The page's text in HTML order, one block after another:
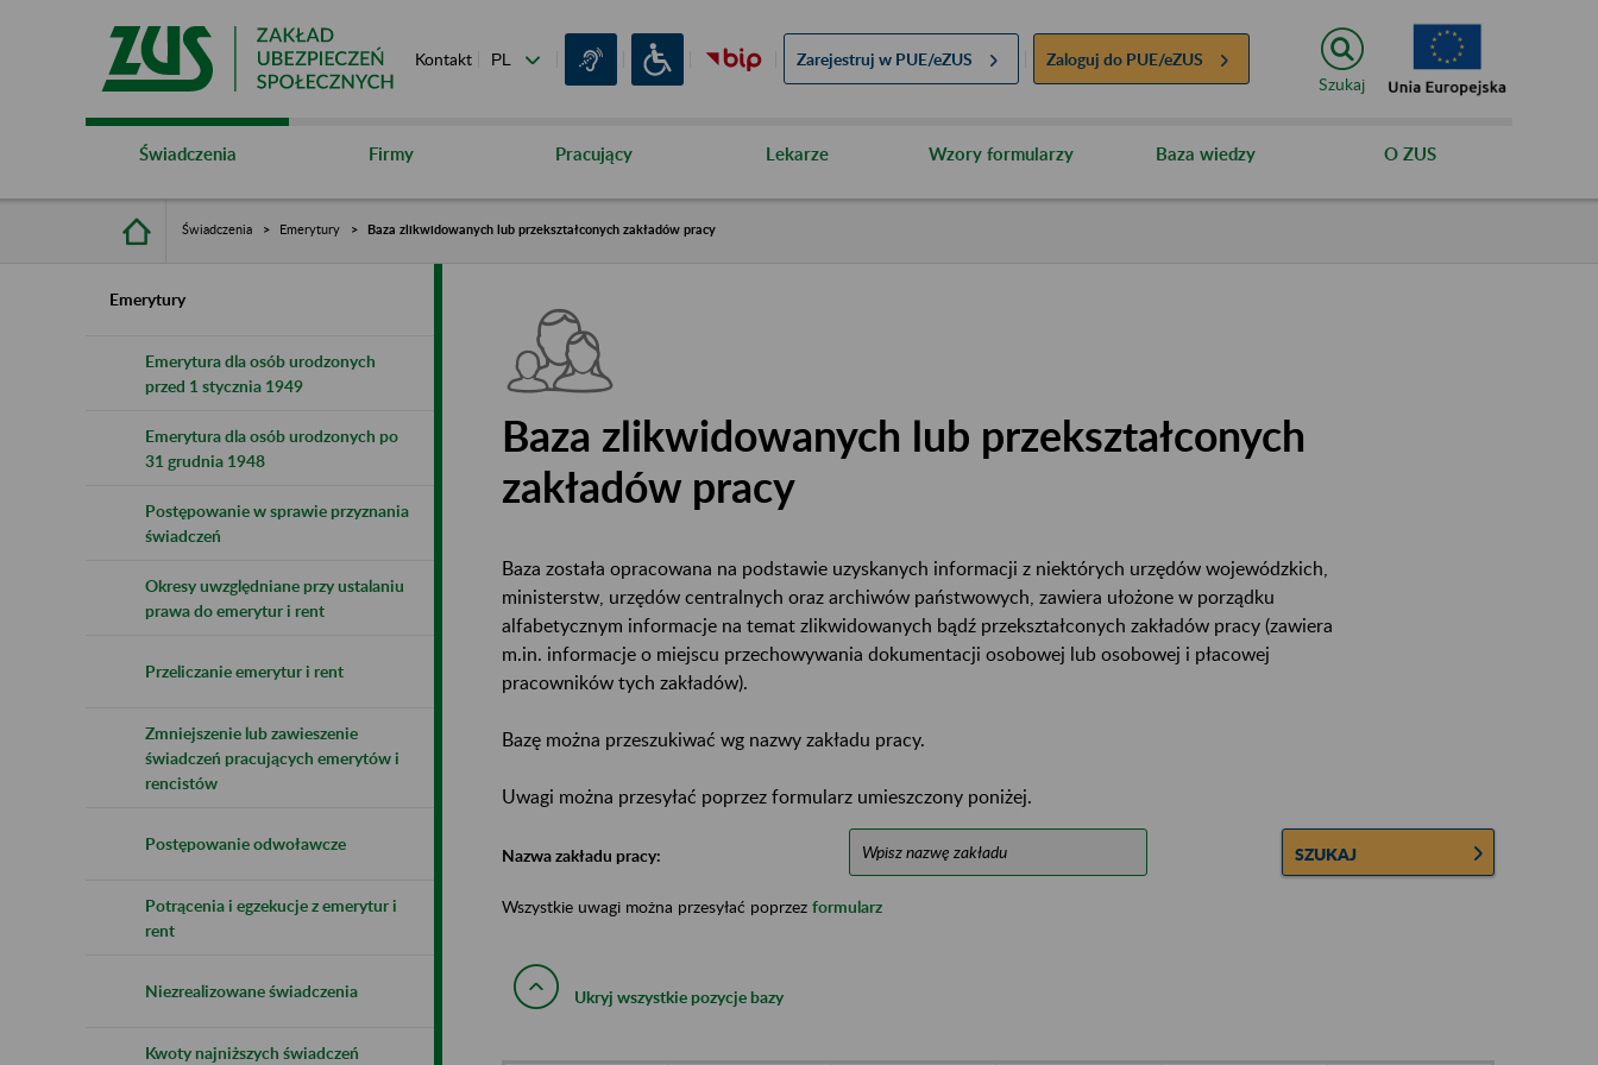
Kontakt Zarejestruj w PUE/eZUS Zaloguj do PUE/eZUS
Szukaj
Świadczenia Firmy Pracujący Lekarze Wzory formularzy Baza wiedzy O ZUS
Świadczenia Emerytury Baza zlikwidowanych lub przekształconych zakładów pracy
Emerytury
Emerytura dla osób urodzonych
przed 1 stycznia 1949
Emerytura dla osób urodzonych po
31 grudnia 1948
Postępowanie w sprawie przyznania
świadczeń
Okresy uwzględniane przy ustalaniu
prawa do emerytur i rent
Przeliczanie emerytur i rent
Zmniejszenie lub zawieszenie
świadczeń pracujących emerytów i
rencistów
Postępowanie odwoławcze
Potrącenia i egzekucje z emerytur i
rent
Niezrealizowane świadczenia
Kwoty najniższych świadczeń
Baza zlikwidowanych lub przekształconych
zakładów pracy
Baza została opracowana na podstawie uzyskanych informacji z niektórych urzędów wojewódzkich,
ministerstw, urzędów centralnych oraz archiwów państwowych, zawiera ułożone w porządku
alfabetycznym informacje na temat zlikwidowanych bądź przekształconych zakładów pracy (zawiera
m.in. informacje o miejscu przechowywania dokumentacji osobowej lub osobowej i płacowej
pracowników tych zakładów).
Bazę można przeszukiwać wg nazwy zakładu pracy.
Uwagi można przesyłać poprzez formularz umieszczony poniżej.
Nazwa zakładu pracy: SZUKAJ
Wszystkie uwagi można przesyłać poprzez formularz
Ukryj wszystkie pozycje bazy